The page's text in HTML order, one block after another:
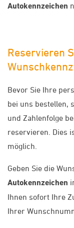
Autokennzeichen
Reservieren
Bevor Sie Ihre
bei uns bestellen,
und Zahlenfolge
reservieren. Dies
möglich.
Geben Sie die
Autokennzeichen
Ihnen sofort Ihre
Ihrer